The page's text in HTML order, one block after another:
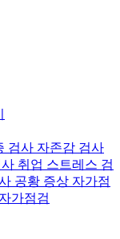
검사 자존감 검사
취업 스트레스 검
공황 증상 자가점
가점검